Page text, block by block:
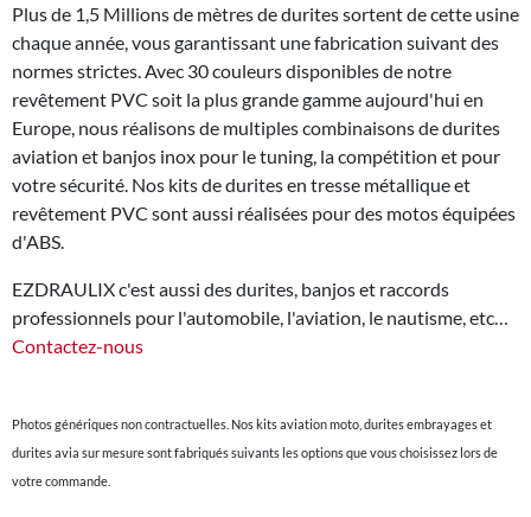
Plus de 1,5 Millions de mètres de durites sortent de cette usine
chaque année, vous garantissant une fabrication suivant des
normes strictes. Avec 30 couleurs disponibles de notre
revêtement PVC soit la plus grande gamme aujourd'hui en
Europe, nous réalisons de multiples combinaisons de durites
aviation et banjos inox pour le tuning, la compétition et pour
votre sécurité. Nos kits de durites en tresse métallique et
revêtement PVC sont aussi réalisées pour des motos équipées
d'ABS.
EZDRAULIX c'est aussi des durites, banjos et raccords
professionnels pour l'automobile, l'aviation, le nautisme, etc…
Contactez-nous
Photos génériques non contractuelles. Nos kits aviation moto, durites embrayages et
durites avia sur mesure sont fabriqués suivants les options que vous choisissez lors de
votre commande.